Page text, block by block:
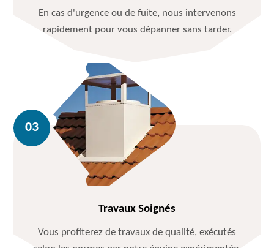
En cas d'urgence ou de fuite, nous intervenons
rapidement pour vous dépanner sans tarder.
Travaux Soignés
Vous profiterez de travaux de qualité, exécutés